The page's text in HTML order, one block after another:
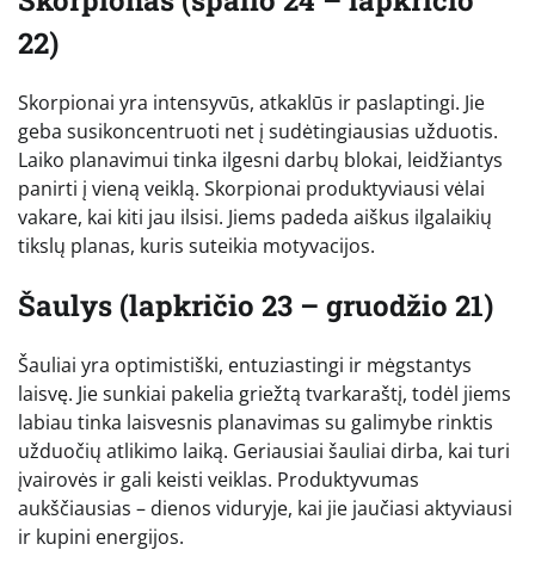
22)
Skorpionai yra intensyvūs, atkaklūs ir paslaptingi. Jie
geba susikoncentruoti net į sudėtingiausias užduotis.
Laiko planavimui tinka ilgesni darbų blokai, leidžiantys
panirti į vieną veiklą. Skorpionai produktyviausi vėlai
vakare, kai kiti jau ilsisi. Jiems padeda aiškus ilgalaikių
tikslų planas, kuris suteikia motyvacijos.
Šaulys (lapkričio 23 – gruodžio 21)
Šauliai yra optimistiški, entuziastingi ir mėgstantys
laisvę. Jie sunkiai pakelia griežtą tvarkaraštį, todėl jiems
labiau tinka laisvesnis planavimas su galimybe rinktis
užduočių atlikimo laiką. Geriausiai šauliai dirba, kai turi
įvairovės ir gali keisti veiklas. Produktyvumas
aukščiausias – dienos viduryje, kai jie jaučiasi aktyviausi
ir kupini energijos.